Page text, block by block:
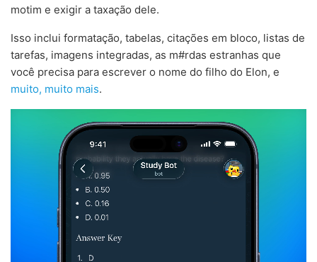
motim e exigir a taxação dele.
Isso inclui formatação, tabelas, citações em bloco, listas de
tarefas, imagens integradas, as m#rdas estranhas que
você precisa para escrever o nome do filho do Elon, e
muito, muito mais.